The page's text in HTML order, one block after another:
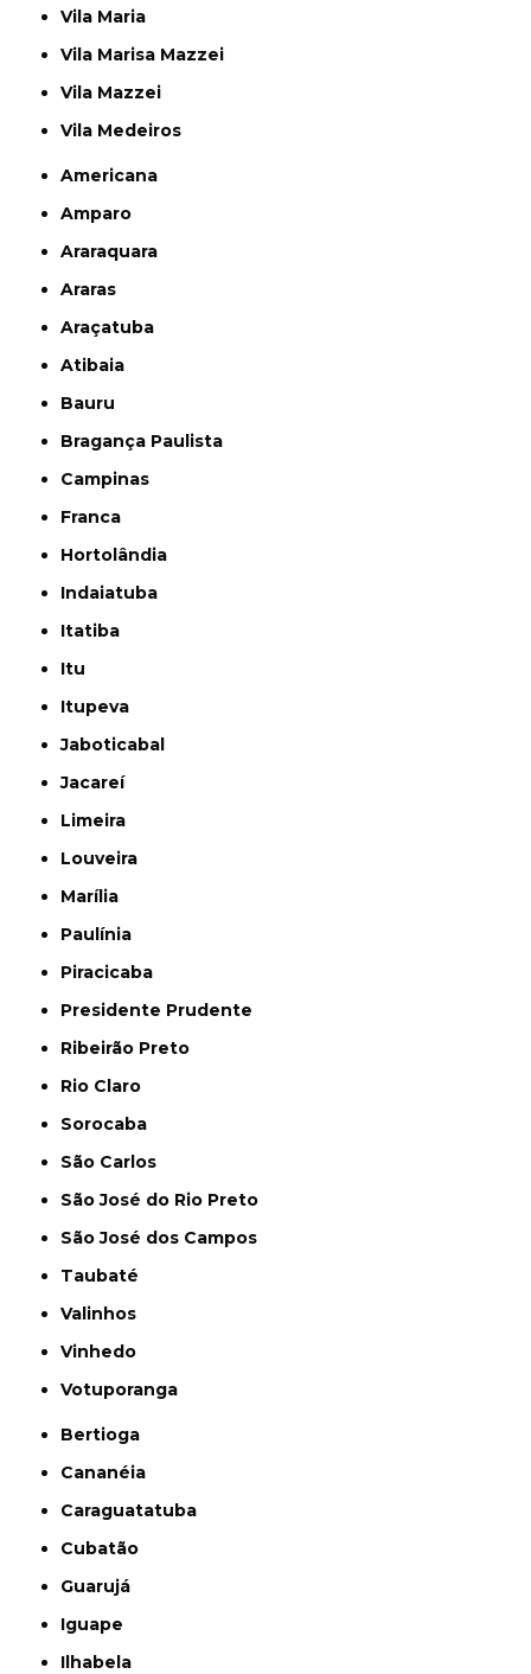
Vila Maria
Vila Marisa Mazzei
Vila Mazzei
Vila Medeiros
Americana
Amparo
Araraquara
Araras
Araçatuba
Atibaia
Bauru
Bragança Paulista
Campinas
Franca
Hortolândia
Indaiatuba
Itatiba
Itu
Itupeva
Jaboticabal
Jacareí
Limeira
Louveira
Marília
Paulínia
Piracicaba
Presidente Prudente
Ribeirão Preto
Rio Claro
Sorocaba
São Carlos
São José do Rio Preto
São José dos Campos
Taubaté
Valinhos
Vinhedo
Votuporanga
Bertioga
Cananéia
Caraguatatuba
Cubatão
Guarujá
Iguape
Ilhabela